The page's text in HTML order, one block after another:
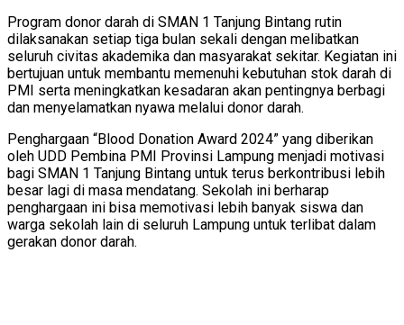
Program donor darah di SMAN 1 Tanjung Bintang rutin
dilaksanakan setiap tiga bulan sekali dengan melibatkan
seluruh civitas akademika dan masyarakat sekitar. Kegiatan ini
bertujuan untuk membantu memenuhi kebutuhan stok darah di
PMI serta meningkatkan kesadaran akan pentingnya berbagi
dan menyelamatkan nyawa melalui donor darah.
Penghargaan “Blood Donation Award 2024” yang diberikan
oleh UDD Pembina PMI Provinsi Lampung menjadi motivasi
bagi SMAN 1 Tanjung Bintang untuk terus berkontribusi lebih
besar lagi di masa mendatang. Sekolah ini berharap
penghargaan ini bisa memotivasi lebih banyak siswa dan
warga sekolah lain di seluruh Lampung untuk terlibat dalam
gerakan donor darah.